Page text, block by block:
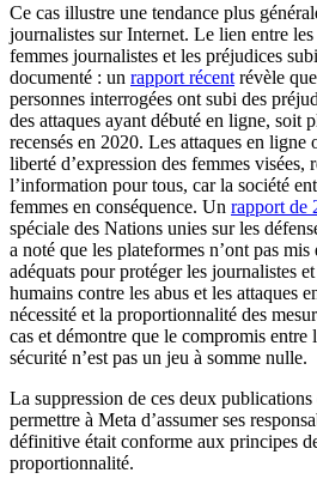
Ce cas illustre une tendance plus
journalistes sur Internet. Le lien entre
femmes journalistes et les préjudices
documenté : un rapport récent révèle
personnes interrogées ont subi des
des attaques ayant débuté en ligne, soit
recensés en 2020. Les attaques en ligne
liberté d’expression des femmes visées,
l’information pour tous, car la société
femmes en conséquence. Un rapport de
spéciale des Nations unies sur les
a noté que les plateformes n’ont pas mis
adéquats pour protéger les journalistes
humains contre les abus et les attaques
nécessité et la proportionnalité des
cas et démontre que le compromis entre
sécurité n’est pas un jeu à somme nulle.
La suppression de ces deux
permettre à Meta d’assumer ses
définitive était conforme aux principes
proportionnalité.